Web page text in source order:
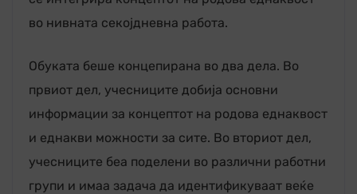
во нивната секојдневна работа.
Обуката беше концепирана во два дела. Во
првиот дел, учесниците добија основни
информации за концептот на родова еднаквост
и еднакви можности за сите. Во вториот дел,
учесниците беа поделени во различни работни
групи и имаа задача да идентификуваат веќе